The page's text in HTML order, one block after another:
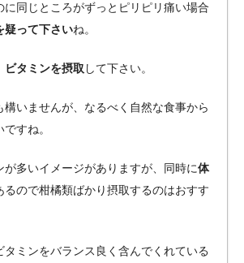
に同じところがずっとピリピリ痛い場合
疑って下さいね。
ビタミンを摂取 して下さい。
構いませんが、なるべく自然な食事から
すね。
が多いイメージがありますが、同時に体
るので柑橘類ばかり摂取するのはおすす
タミンをバランス良く含んでくれている